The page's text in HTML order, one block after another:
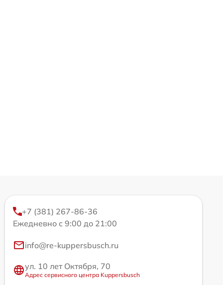
+7 (381) 267-86-36
Ежедневно с 9:00 до 21:00
info@re-kuppersbusch.ru
ул. 10 лет Октября, 70
Адрес сервисного центра Kuppersbusch